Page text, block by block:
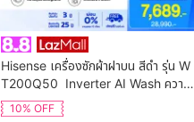
Hisense เครื่องซักผ้าฝาบน สีดำ รุ่น W
T200Q50  Inverter AI Wash ความ
จุ 20 กก. New ไม่มีบริการติดตั้ง
10% OFF